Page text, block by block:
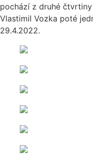
pochází z druhé
Vlastimil Vozka poté
29.4.2022.